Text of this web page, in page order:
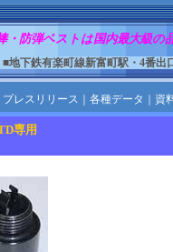
・防弾ベストは国内最大級の
下鉄有楽町線新富町駅・4番出
プレスリリース 各種データ 資
専用